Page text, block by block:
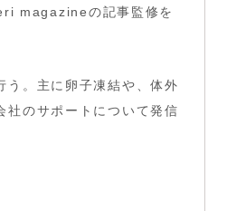
magazineの記事監修を
う。主に卵子凍結や、体外
社のサポートについて発信